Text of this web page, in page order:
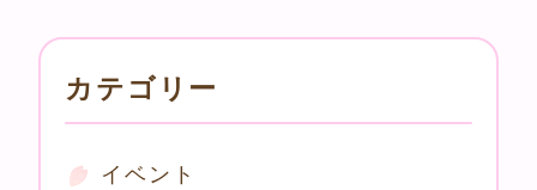
カテゴリー
イベント